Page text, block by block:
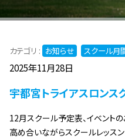
カテゴリ : お知らせ スクール月
2025年11月28日
宇都宮トライアスロン
12月スクール予定表、イベント
高め合いながらスクールレッス